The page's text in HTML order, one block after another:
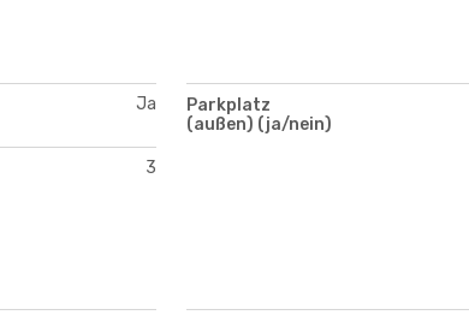
Ja
Parkplatz
(außen) (ja/nein)
3